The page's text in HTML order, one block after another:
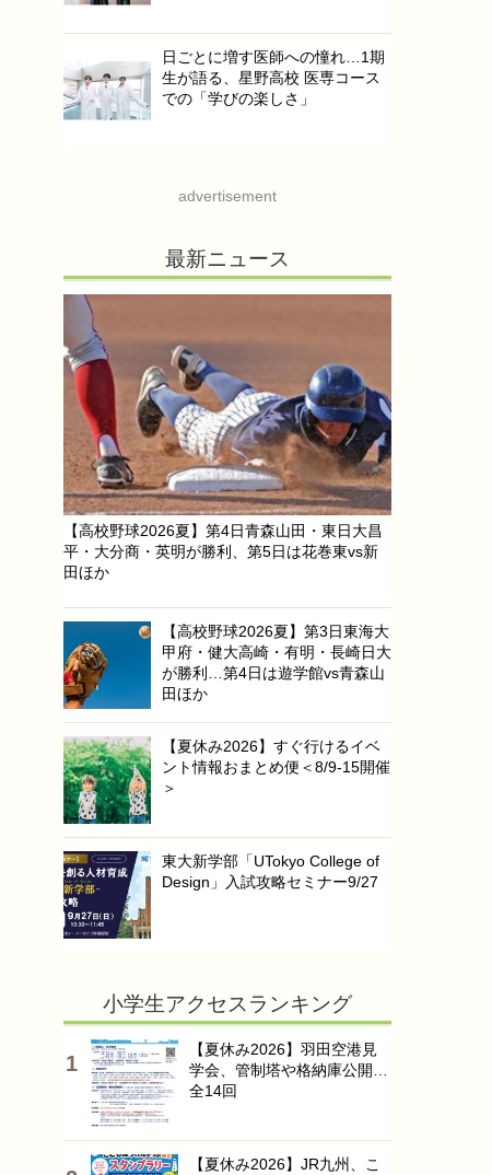
日ごとに増す医師への憧れ…1期
生が語る、星野高校 医専コース
での「学びの楽しさ」
advertisement
最新ニュース
【高校野球2026夏】第4日青森山田・東日大昌
平・大分商・英明が勝利、第5日は花巻東vs新
田ほか
【高校野球2026夏】第3日東海大
甲府・健大高崎・有明・長崎日大
が勝利…第4日は遊学館vs青森山
田ほか
【夏休み2026】すぐ行けるイベ
ント情報おまとめ便＜8/9-15開催
＞
東大新学部「UTokyo College of
Design」入試攻略セミナー9/27
小学生アクセスランキング
【夏休み2026】羽田空港見
学会、管制塔や格納庫公開…
全14回
【夏休み2026】JR九州、こ